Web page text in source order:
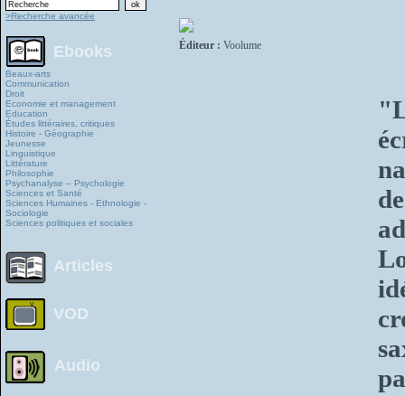
>Recherche avancée
Ebooks
Beaux-arts
Communication
Droit
Economie et management
Education
Études littéraires, critiques
Histoire - Géographie
Jeunesse
Linguistique
Littérature
Philosophie
Psychanalyse – Psychologie
Sciences et Santé
Sciences Humaines - Ethnologie -
Sociologie
Sciences politiques et sociales
Articles
VOD
Audio
Éditeur : Voolume